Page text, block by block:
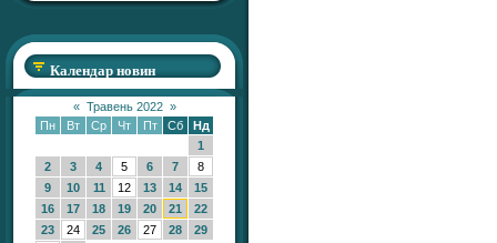
Календар новин
« Травень 2022 »
Пн
Вт Ср Чт Пт Сб
Нд
1
2
3 4 5 6 7
8
9
10 11 12 13 14
15
16
17 18 19 20 21
22
23
24 25 26 27 28
29